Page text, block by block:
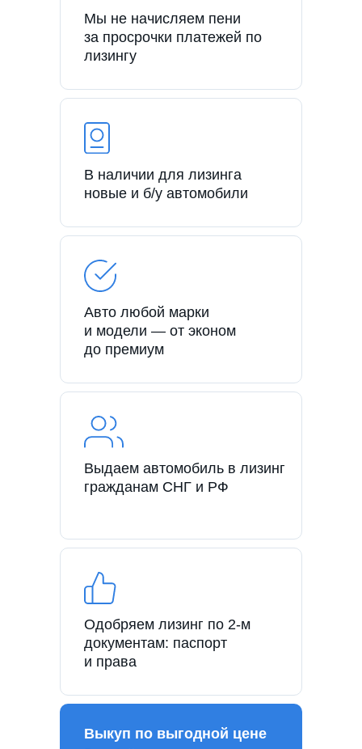
Мы не начисляем пени
за просрочки платежей по
лизингу
В наличии для лизинга
новые и б/у автомобили
Авто любой марки
и модели — от эконом
до премиум
Выдаем автомобиль в лизинг
гражданам СНГ и РФ
Одобряем лизинг по 2-м
документам: паспорт
и права
Выкуп по выгодной цене